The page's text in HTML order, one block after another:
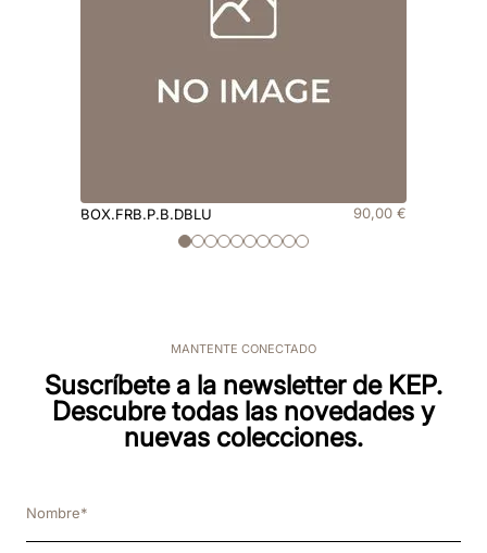
BOX.FRB.P.B.DBLU 90,00 €
MANTENTE CONECTADO
Suscríbete a la newsletter de KEP.
Descubre todas las novedades y
nuevas colecciones.